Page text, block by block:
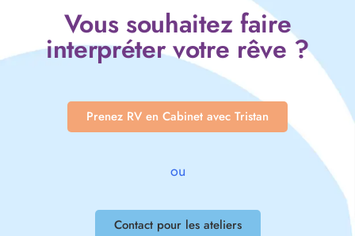
Vous souhaitez faire
interpréter votre rêve ?
Prenez RV en Cabinet avec Tristan
ou
Contact pour les ateliers